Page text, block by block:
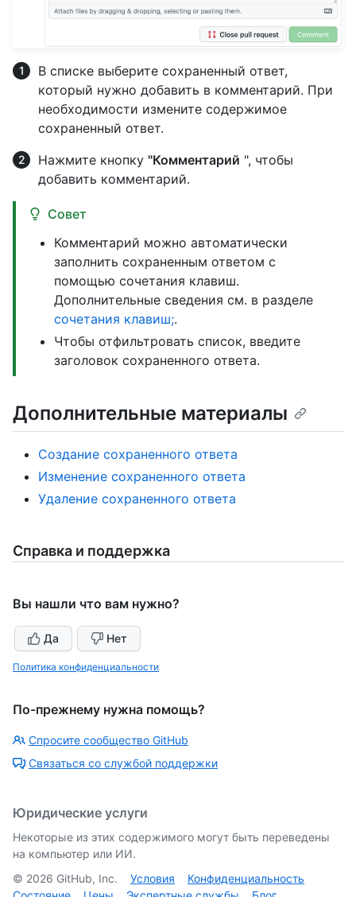
В списке выберите сохраненный ответ,
который нужно добавить в комментарий. При
необходимости измените содержимое
сохраненный ответ.
Нажмите кнопку "Комментарий ", чтобы
добавить комментарий.
Совет
Комментарий можно автоматически
заполнить сохраненным ответом с
помощью сочетания клавиш.
Дополнительные сведения см. в разделе
сочетания клавиш;.
Чтобы отфильтровать список, введите
заголовок сохраненного ответа.
Дополнительные материалы
Создание сохраненного ответа
Изменение сохраненного ответа
Удаление сохраненного ответа
Справка и поддержка
Вы нашли что вам нужно?
Да Нет
Политика конфиденциальности
По-прежнему нужна помощь?
Спросите сообщество GitHub
Связаться со службой поддержки
Юридические услуги
Некоторые из этих содержимого могут быть переведены
на компьютер или ИИ.
© 2026 GitHub, Inc. Условия
Конфиденциальность